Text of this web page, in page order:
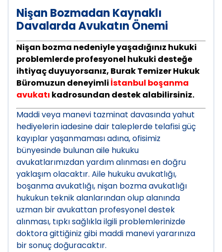
Nişan Bozmadan Kaynaklı
Davalarda Avukatın Önemi
Nişan bozma nedeniyle yaşadığınız hukuki
problemlerde profesyonel hukuki desteğe
ihtiyaç duyuyorsanız, Burak Temizer Hukuk
Büromuzun deneyimli İstanbul boşanma
avukatı kadrosundan destek alabilirsiniz.
Maddi veya manevi tazminat davasında yahut
hediyelerin iadesine dair taleplerde telafisi güç
kayıplar yaşanmaması adına, ofisimiz
bünyesinde bulunan aile hukuku
avukatlarımızdan yardım alınması en doğru
yaklaşım olacaktır. Aile hukuku avukatlığı,
boşanma avukatlığı, nişan bozma avukatlığı
hukukun teknik alanlarından olup alanında
uzman bir avukattan profesyonel destek
alınması, tıpkı sağlıkla ilgili problemlerinizde
doktora gittiğiniz gibi maddi manevi yararınıza
bir sonuç doğuracaktır.